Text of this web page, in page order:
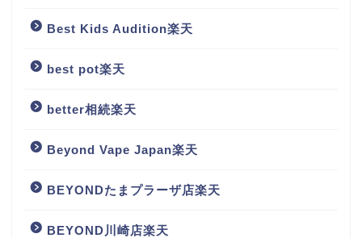
Best Kids Audition楽天
best pot楽天
better相続楽天
Beyond Vape Japan楽天
BEYONDたまプラーザ店楽天
BEYOND川崎店楽天